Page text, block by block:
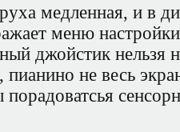
медленная, и в
меню
джойстик нельзя
пианино не весь
порадоватсья